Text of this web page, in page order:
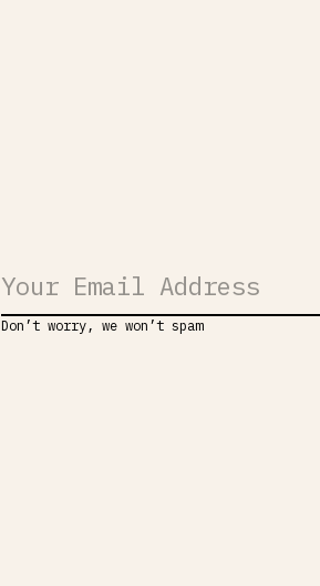
Don’t worry, we won’t spam